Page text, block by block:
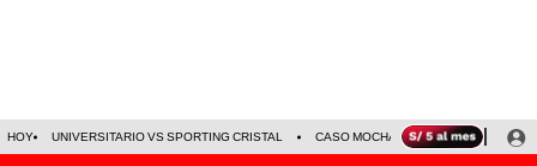
HOY UNIVERSITARIO VS SPORTING CRISTAL CASO MOCHASUELDOS